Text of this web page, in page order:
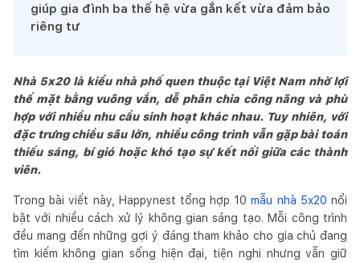
giúp gia đình ba thế hệ vừa gắn kết vừa đảm bảo
riêng tư
Nhà 5x20 là kiểu nhà phố quen thuộc tại Việt Nam nhờ lợi
thế mặt bằng vuông vắn, dễ phân chia công năng và phù
hợp với nhiều nhu cầu sinh hoạt khác nhau. Tuy nhiên, với
đặc trưng chiều sâu lớn, nhiều công trình vẫn gặp bài toán
thiếu sáng, bí gió hoặc khó tạo sự kết nối giữa các thành
viên.
Trong bài viết này, Happynest tổng hợp 10mẫu nhà 5x20 nổi
bật với nhiều cách xử lý không gian sáng tạo. Mỗi công trình
đều mang đến những gợi ý đáng tham khảo cho gia chủ đang
tìm kiếm không gian sống hiện đại, tiện nghi nhưng vẫn giữ